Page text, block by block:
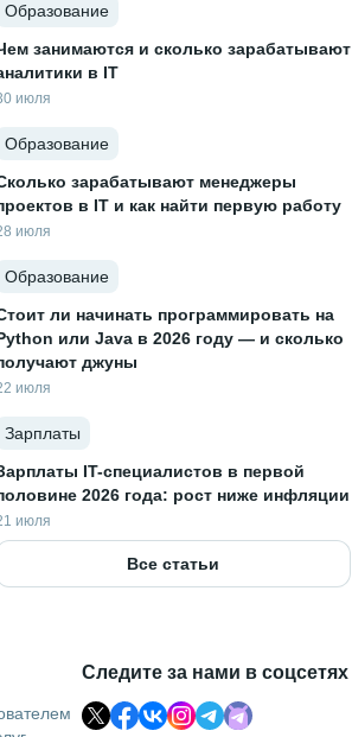
Образование
занимаются и сколько зарабатывают
в IT
июля
Образование
зарабатывают менеджеры
в IT и как найти первую работу
июля
Образование
ли начинать программировать на
или Java в 2026 году — и сколько
джуны
июля
Зарплаты
IT-специалистов в первой
2026 года: рост ниже инфляции
июля
Все статьи
Следите за нами в соцсетях